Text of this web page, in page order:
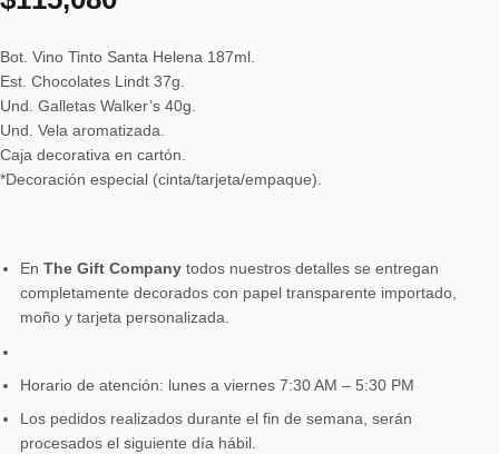
Bot. Vino Tinto Santa Helena 187ml.
Est. Chocolates Lindt 37g.
Und. Galletas Walker’s 40g.
Und. Vela aromatizada.
Caja decorativa en cartón.
*Decoración especial (cinta/tarjeta/empaque).
En The Gift Company todos nuestros detalles se entregan
completamente decorados con papel transparente importado,
moño y tarjeta personalizada.
Horario de atención: lunes a viernes 7:30 AM – 5:30 PM
Los pedidos realizados durante el fin de semana, serán
procesados el siguiente día hábil.